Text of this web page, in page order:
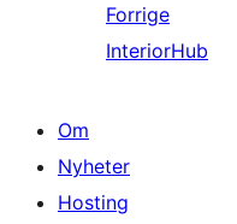
Forrige
InteriorHub
Om
Nyheter
Hosting